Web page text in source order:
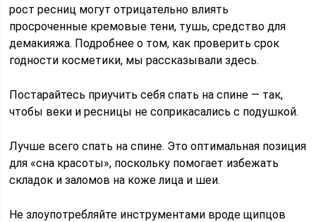
рост ресниц могут отрицательно влиять
просроченные кремовые тени, тушь, средство для
демакияжа. Подробнее о том, как проверить срок
годности косметики, мы рассказывали здесь.
Постарайтесь приучить себя спать на спине — так,
чтобы веки и ресницы не соприкасались с подушкой.
Лучше всего спать на спине. Это оптимальная позиция
для «сна красоты», поскольку помогает избежать
складок и заломов на коже лица и шеи.
Не злоупотребляйте инструментами вроде щипцов